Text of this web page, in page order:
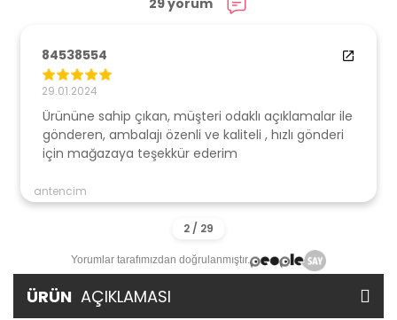
29 yorum
84538554
29.01.2024
Ürününe sahip çıkan, müşteri odaklı açıklamalar ile
gönderen, ambalajı özenli ve kaliteli , hızlı gönderi
için mağazaya teşekkür ederim
antencim
Yorumlar tarafımızdan doğrulanmıştır.
ÜRÜN AÇIKLAMASI